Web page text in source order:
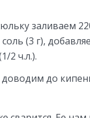
заливаем
(3 г),
2 ч.л.).
до